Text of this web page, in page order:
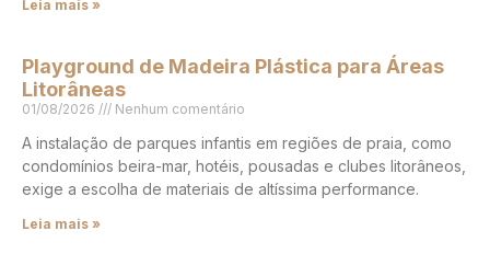
Leia mais »
Playground de Madeira Plástica para Áreas
Litorâneas
01/08/2026 Nenhum comentário
A instalação de parques infantis em regiões de praia, como
condomínios beira-mar, hotéis, pousadas e clubes litorâneos,
exige a escolha de materiais de altíssima performance.
Leia mais »